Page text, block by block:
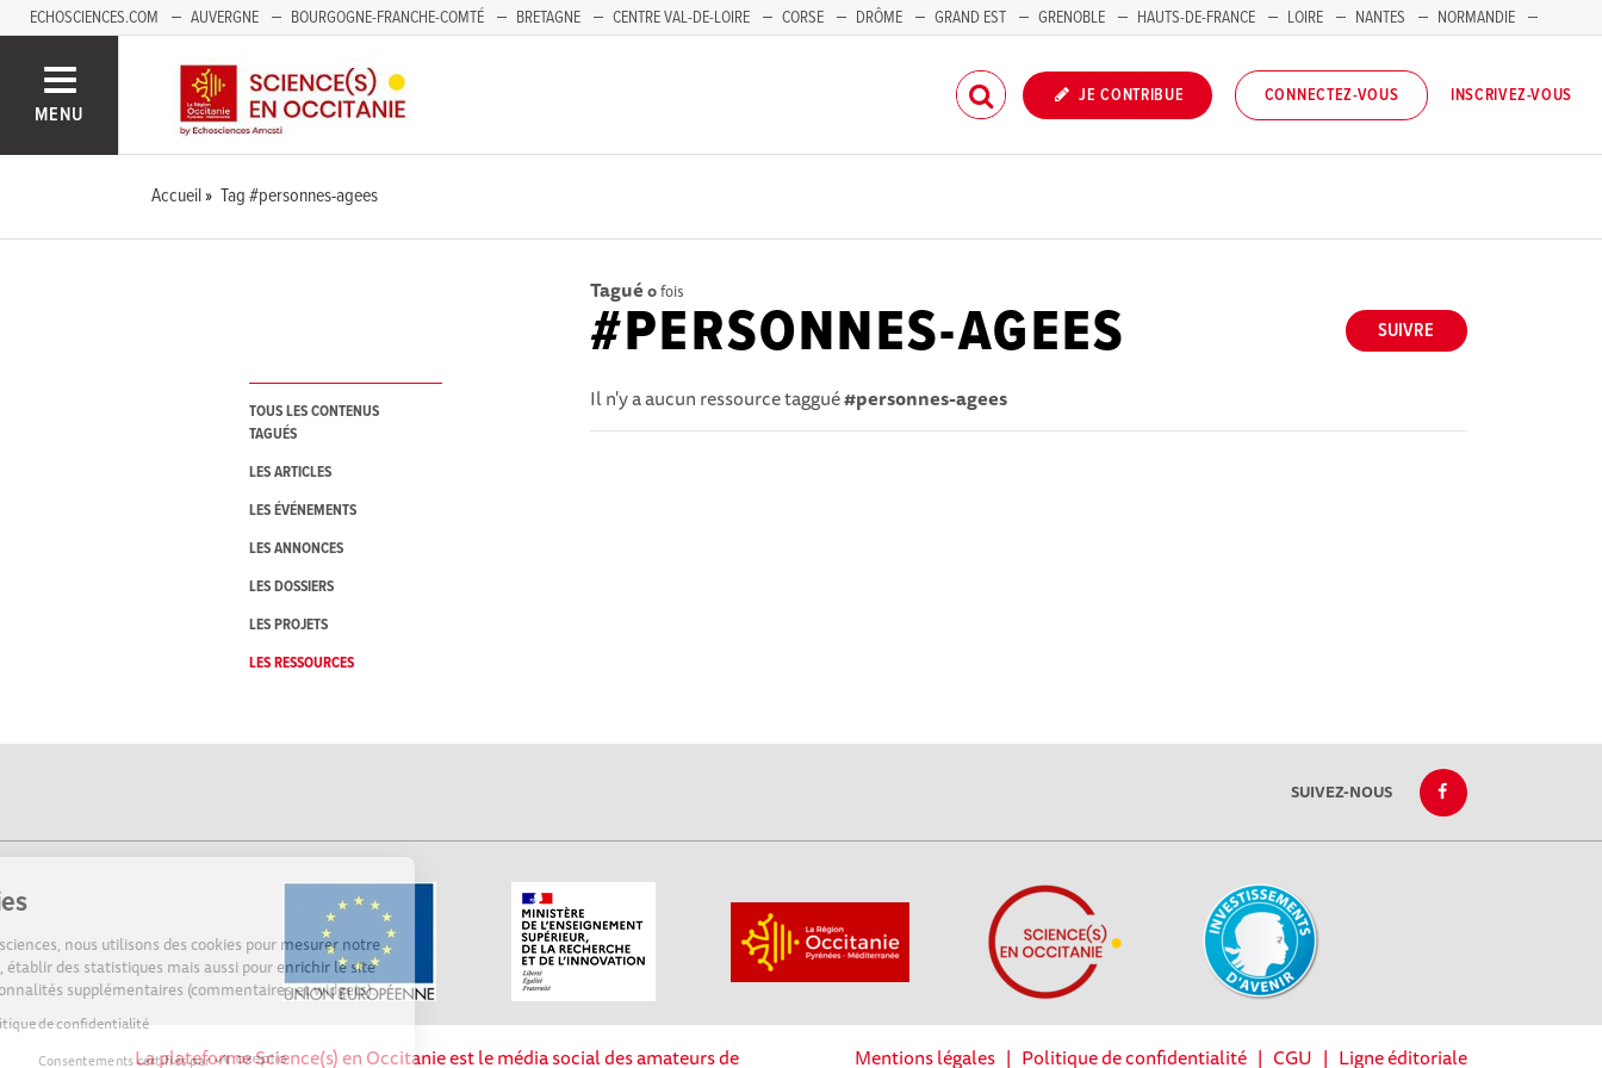
Sur Echosciences, nous utilisons des cookies pour mesurer notre
audience, établir des statistiques mais aussi pour enrichir le site
de fonctionnalités supplémentaires (commentaires et widgets).
Lire la politique de confidentialité
Consentements certifiés par
ECHOSCIENCES.COM AUVERGNE BOURGOGNE-FRANCHE-COMTÉ BRETAGNE CENTRE VAL-DE-LOIRE CORSE DRÔME GRAND EST GRENOBLE HAUTS-DE-FRANCE LOIRE NANTES
NORMANDIE
MENU
JE CONTRIBUE CONNECTEZ-VOUS INSCRIVEZ-VOUS
Accueil Tag #personnes-agees
TOUS LES CONTENUS
TAGUÉS
LES ARTICLES
LES ÉVÉNEMENTS
LES ANNONCES
LES DOSSIERS
LES PROJETS
LES RESSOURCES
Tagué 0fois
SUIVRE
#PERSONNES-AGEES
Il n'y a aucun ressource taggué#personnes-agees
SUIVEZ-NOUS
La plateforme Science(s) en Occitanie est le média social des amateurs de Mentions légales| Politique de confidentialité| CGU | Ligne éditoriale